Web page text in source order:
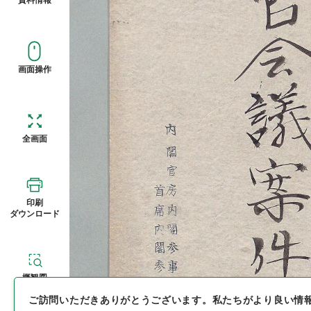
画面操作
全画面
印刷
ダウンロード
概観図
ご訪問いただきありがとうございます。 私たちがより良い情